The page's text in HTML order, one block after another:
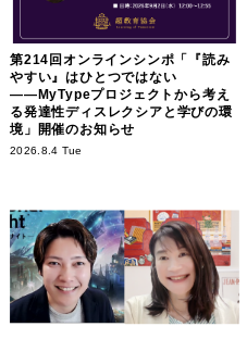
第214回オンラインシンポ「『読み
やすい』はひとつではない
――MyTypeプロジェクトから考え
る発達性ディスレクシアと学びの環
境」開催のお知らせ
2026.8.4 Tue